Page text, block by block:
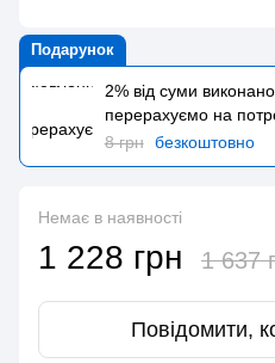
Подарунок
2% від суми
перерахуємо на
8 грн безкоштовно
Немає в наявності
1 228 грн 1 637
Повідомити,